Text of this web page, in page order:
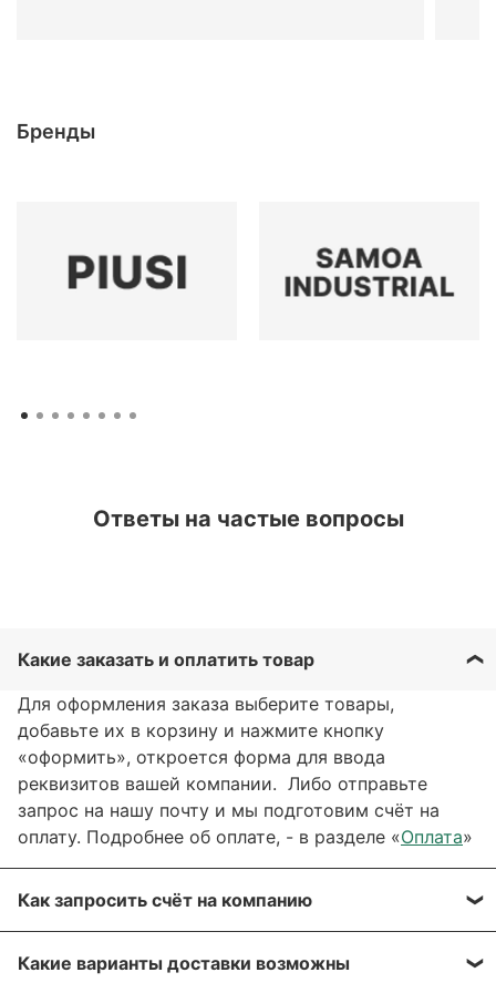
Бренды
Ответы на частые вопросы
Какие заказать и оплатить товар
Для оформления заказа выберите товары,
добавьте их в корзину и нажмите кнопку
«оформить», откроется форма для ввода
реквизитов вашей компании. Либо отправьте
запрос на нашу почту и мы подготовим счёт на
оплату. Подробнее об оплате, - в разделе «Оплата»
Как запросить счёт на компанию
оформлении заказа, отправить запрос на нашу
Какие варианты доставки возможны